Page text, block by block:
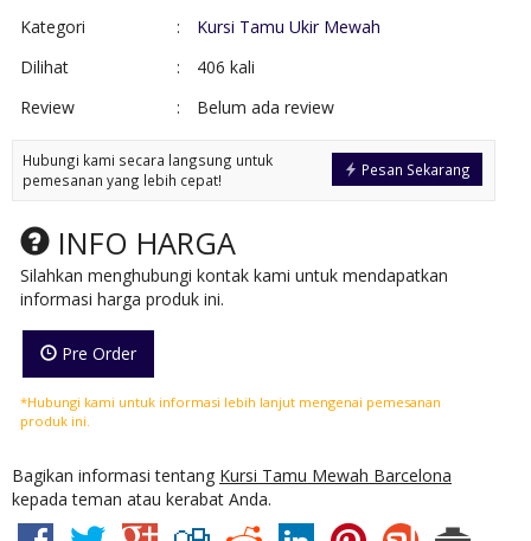
Kategori
:
Kursi Tamu Ukir Mewah
Dilihat
:
406 kali
Review
: Belum ada review
Pesan Sekarang
Hubungi kami secara langsung untuk
pemesanan yang lebih cepat!
INFO HARGA
Silahkan menghubungi kontak kami untuk mendapatkan
informasi harga produk ini.
Pre Order
*Hubungi kami untuk informasi lebih lanjut mengenai pemesanan
produk ini.
Bagikan informasi tentang Kursi Tamu Mewah Barcelona
kepada teman atau kerabat Anda.